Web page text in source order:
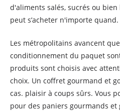
d'aliments salés, sucrés ou
peut s’acheter n'importe quand.
Les métropolitains avancent
conditionnement du paquet
produits sont choisis avec
choix. Un coffret gourmand et
cas. plaisir à coups sûrs. Vous
pour des paniers gourmands et